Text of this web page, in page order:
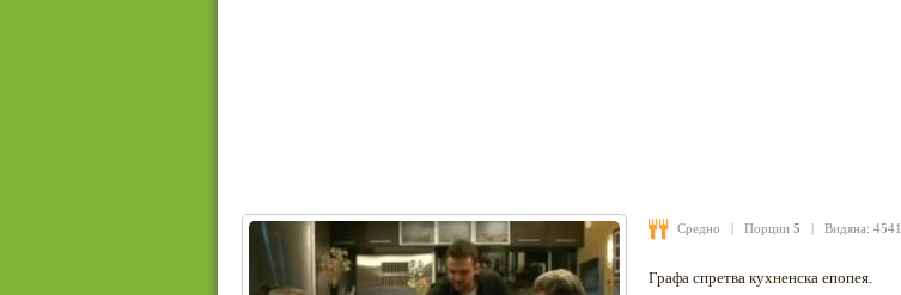
Средно | Порции 5 | Видяна: 4541
Графа спретва кухненска епопея.